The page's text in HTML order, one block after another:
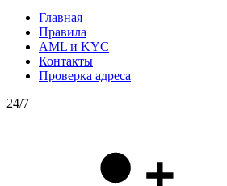
Главная
Правила
AML и KYC
Контакты
Проверка адреса
24/7